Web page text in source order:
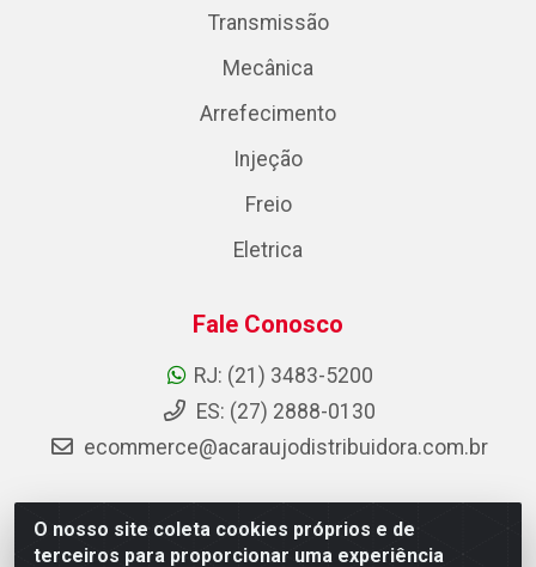
O nosso site coleta cookies próprios e de
terceiros para proporcionar uma experiência
Transmissão
Mecânica
Arrefecimento
Injeção
Freio
Eletrica
Fale Conosco
RJ: (21) 3483-5200
ES: (27) 2888-0130
ecommerce@acaraujodistribuidora.com.br
AC Araujo Distribuidora - Rua Carneiro de Campos, 42 -